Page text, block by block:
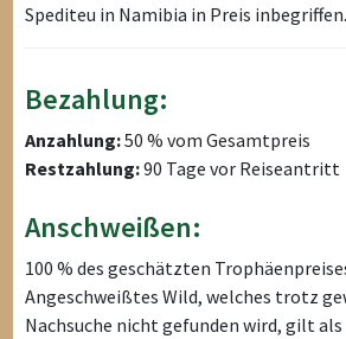
Spediteu in Namibia in Preis inbegriffen.
Bezahlung:
Anzahlung:50 % vom Gesamtpreis
Restzahlung:90 Tage vor Reiseantritt
Anschweißen:
100 % des geschätzten
Angeschweißtes Wild, welches trotz
Nachsuche nicht gefunden wird, gilt